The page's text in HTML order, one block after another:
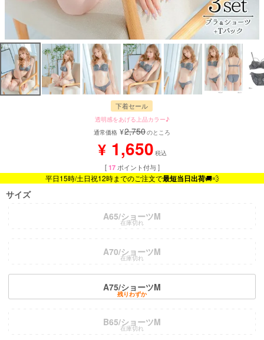
下着セール
透明感をあげる上品カラー♪
通常価格 ¥2,750のところ
¥ 1,650 税込
[ 17 ポイント付与 ]
平日15時/土日祝12時までのご注文で最短当日出荷🚚💨
サイズ
A65/ショーツM
在庫切れ
A70/ショーツM
在庫切れ
A75/ショーツM
残りわずか
B65/ショーツM
在庫切れ